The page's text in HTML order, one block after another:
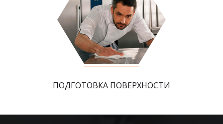
ПОДГОТОВКА ПОВЕРХНОСТИ